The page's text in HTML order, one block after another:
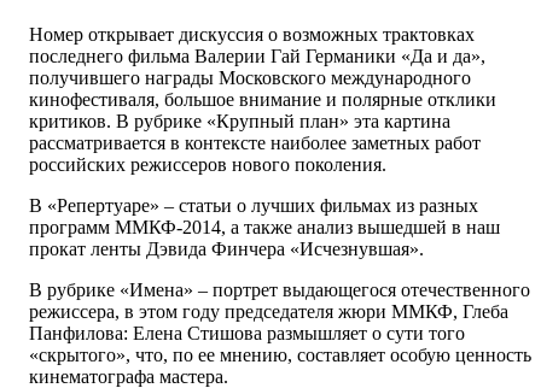
Номер открывает дискуссия о возможных трактовках
последнего фильма Валерии Гай Германики «Да и да»,
получившего награды Московского международного
кинофестиваля, большое внимание и полярные отклики
критиков. В рубрике «Крупный план» эта картина
рассматривается в контексте наиболее заметных работ
российских режиссеров нового поколения.
В «Репертуаре» – статьи о лучших фильмах из разных
программ ММКФ-2014, а также анализ вышедшей в наш
прокат ленты Дэвида Финчера «Исчезнувшая».
В рубрике «Имена» – портрет выдающегося отечественного
режиссера, в этом году председателя жюри ММКФ, Глеба
Панфилова: Елена Стишова размышляет о сути того
«скрытого», что, по ее мнению, составляет особую ценность
кинематографа мастера.